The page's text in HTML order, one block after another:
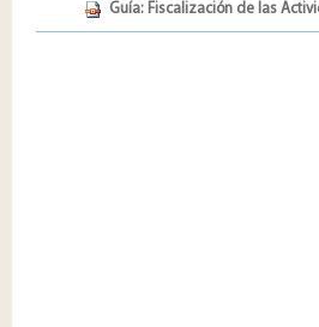
Guía: Fiscalización de las